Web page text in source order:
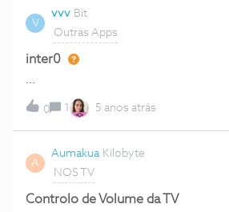
efetuado, … coisas simples que seriam
V
vvv Bit
Outras Apps
inter0
...
0 1 5 anos atrás
A
Aumakua Kilobyte
NOS TV
Controlo de Volume da TV